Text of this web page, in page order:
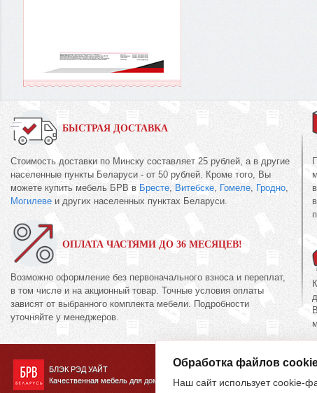
БЫСТРАЯ ДОСТАВКА
Стоимость доставки по Минску составляет 25 рублей, а в другие
населенные пункты Беларуси - от 50 рублей. Кроме того, Вы
можете купить мебель БРВ в Бресте, Витебске, Гомеле, Гродно,
Могилеве и других населенных пунктах Беларуси.
ОПЛАТА ЧАСТЯМИ ДО 36 МЕСЯЦЕВ!
Возможно оформление без первоначального взноса и переплат,
в том числе и на акционный товар. Точные условия оплаты
зависят от выбранного комплекта мебели. Подробности
уточняйте у менеджеров.
БЛЭК РЭД УАЙТ
Качественная мебель для дома
Обработка файлов
Наш сайт использует cookie-